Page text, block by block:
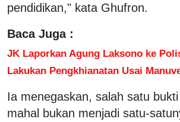
pendidikan," kata Ghufron.
Baca Juga :
JK Laporkan Agung Laksono ke
Lakukan Pengkhianatan Usai
Ia menegaskan, salah satu
mahal bukan menjadi satu-